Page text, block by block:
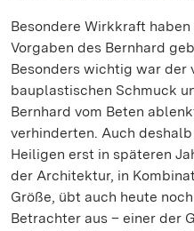
Besondere Wirkkraft
Vorgaben des Bernhard
Besonders wichtig war der
bauplastischen Schmuck
Bernhard vom Beten
verhinderten. Auch
Heiligen erst in späteren
der Architektur, in
Größe, übt auch heute
Betrachter aus – einer der